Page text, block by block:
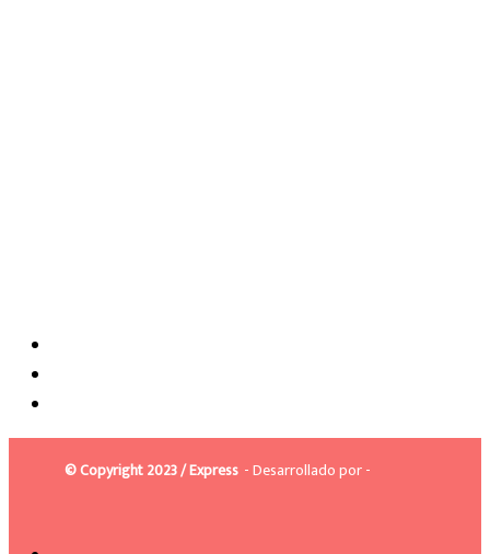
© Copyright 2023 / Express - Desarrollado por -